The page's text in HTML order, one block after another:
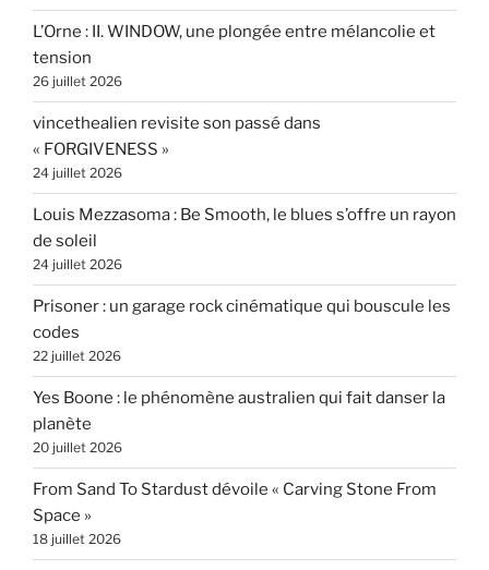
L’Orne : II. WINDOW, une plongée entre mélancolie et
tension
26 juillet 2026
vincethealien revisite son passé dans
« FORGIVENESS »
24 juillet 2026
Louis Mezzasoma : Be Smooth, le blues s’offre un rayon
de soleil
24 juillet 2026
Prisoner : un garage rock cinématique qui bouscule les
codes
22 juillet 2026
Yes Boone : le phénomène australien qui fait danser la
planète
20 juillet 2026
From Sand To Stardust dévoile « Carving Stone From
Space »
18 juillet 2026